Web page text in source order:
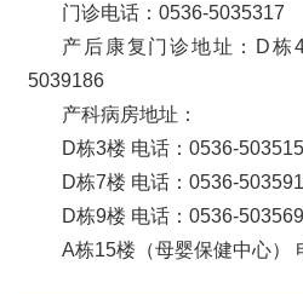
门诊电话：0536-5035317
产后康复门诊地址：D栋
5039186
产科病房地址：
D栋3楼 电话：0536-
D栋7楼 电话：0536-
D栋9楼 电话：0536-
A栋15楼（母婴保健中心）